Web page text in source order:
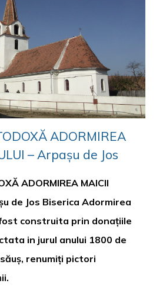
ADORMIREA
– Arpașu de Jos
ADORMIREA MAICII
de Jos Biserica Adormirea
construita prin donațiile
in jurul anului 1800 de
renumiți pictori